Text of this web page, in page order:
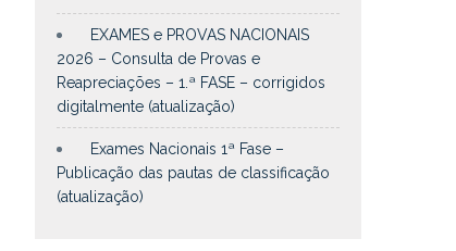
EXAMES e PROVAS NACIONAIS
2026 – Consulta de Provas e
Reapreciações – 1.ª FASE – corrigidos
digitalmente (atualização)
Exames Nacionais 1ª Fase –
Publicação das pautas de classificação
(atualização)